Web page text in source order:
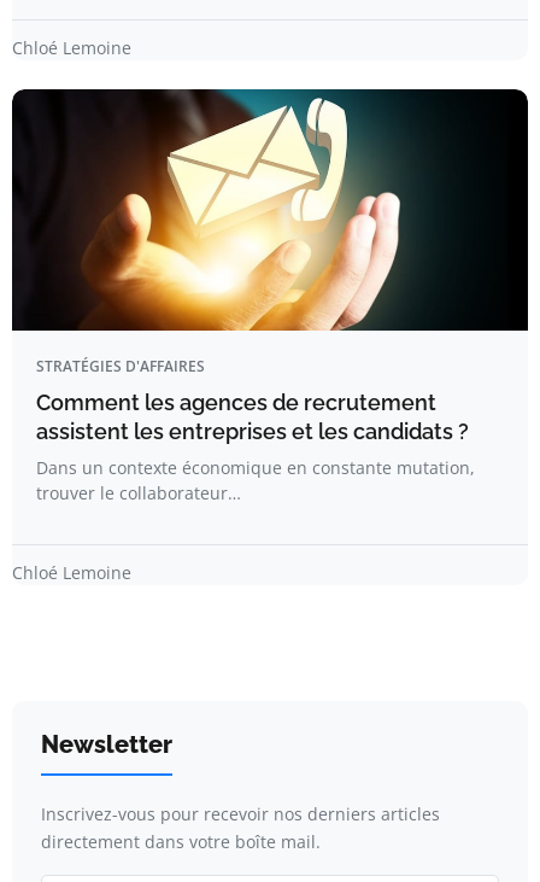
Chloé Lemoine
STRATÉGIES D'AFFAIRES
Comment les agences de recrutement
assistent les entreprises et les candidats ?
Dans un contexte économique en constante mutation,
trouver le collaborateur…
Chloé Lemoine
Newsletter
Inscrivez-vous pour recevoir nos derniers articles
directement dans votre boîte mail.